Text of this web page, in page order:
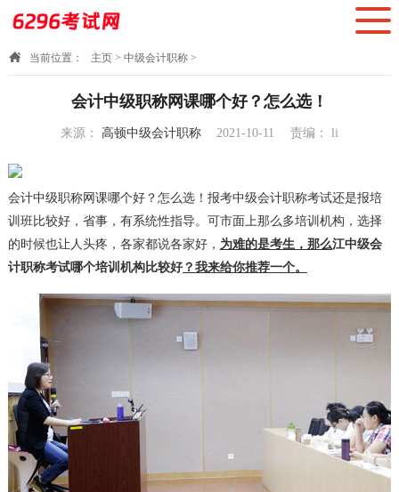
当前位置： 主页> 中级会计职称>
会计中级职称网课哪个好？怎么选！
来源： 高顿中级会计职称
2021-10-11
责编： li
会计中级职称网课哪个好？怎么选！报考中级会计职称考试还是报培
训班比较好，省事，有系统性指导。可市面上那么多培训机构，选择
的时候也让人头疼，各家都说各家好， 为难的是考生，那么江中级会
计职称考试哪个培训机构比较好？我来给你推荐一个。